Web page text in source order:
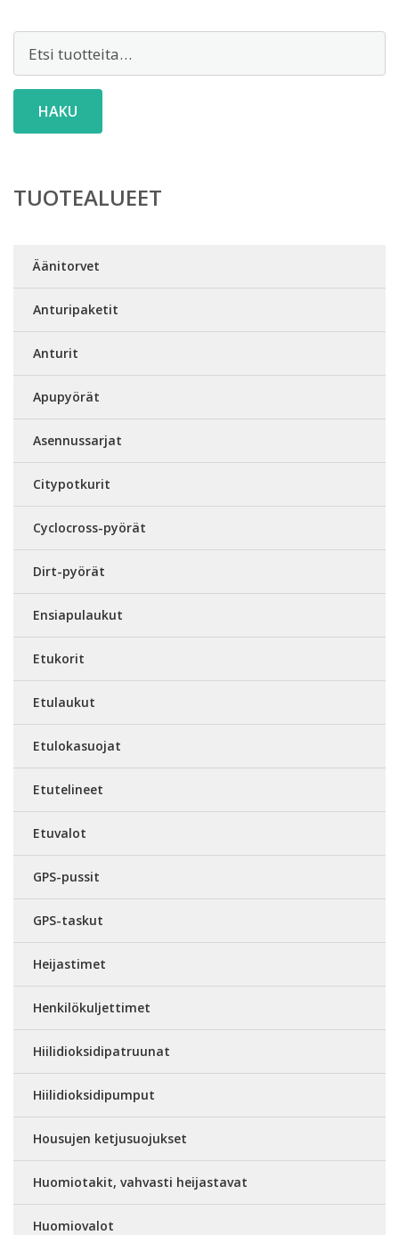
HAKU
TUOTEALUEET
Äänitorvet
Anturipaketit
Anturit
Apupyörät
Asennussarjat
Citypotkurit
Cyclocross-pyörät
Dirt-pyörät
Ensiapulaukut
Etukorit
Etulaukut
Etulokasuojat
Etutelineet
Etuvalot
GPS-pussit
GPS-taskut
Heijastimet
Henkilökuljettimet
Hiilidioksidipatruunat
Hiilidioksidipumput
Housujen ketjusuojukset
Huomiotakit, vahvasti heijastavat
Huomiovalot